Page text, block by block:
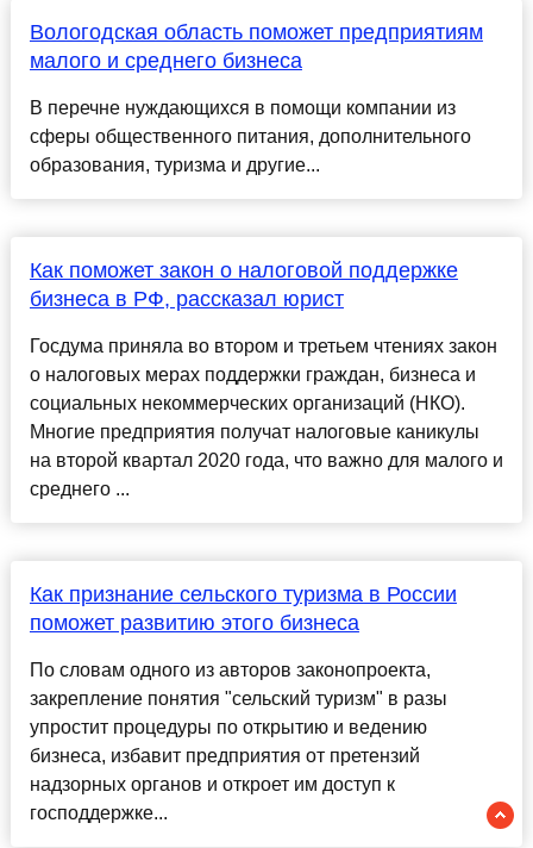
Вологодская область поможет предприятиям
малого и среднего бизнеса
В перечне нуждающихся в помощи компании из
сферы общественного питания, дополнительного
образования, туризма и другие...
Как поможет закон о налоговой поддержке
бизнеса в РФ, рассказал юрист
Госдума приняла во втором и третьем чтениях закон
о налоговых мерах поддержки граждан, бизнеса и
социальных некоммерческих организаций (НКО).
Многие предприятия получат налоговые каникулы
на второй квартал 2020 года, что важно для малого и
среднего ...
Как признание сельского туризма в России
поможет развитию этого бизнеса
По словам одного из авторов законопроекта,
закрепление понятия "сельский туризм" в разы
упростит процедуры по открытию и ведению
бизнеса, избавит предприятия от претензий
надзорных органов и откроет им доступ к
господдержке...